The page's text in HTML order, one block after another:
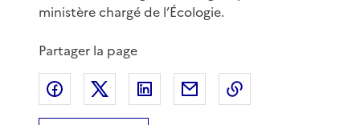
ministère chargé de l’Écologie.
Partager la page
Partager sur Facebook
Partager sur XPartager sur LinkedIn
Partager par email